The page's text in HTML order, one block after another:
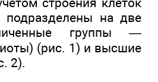
на две
группы —
(рис. 1) и высшие
2).